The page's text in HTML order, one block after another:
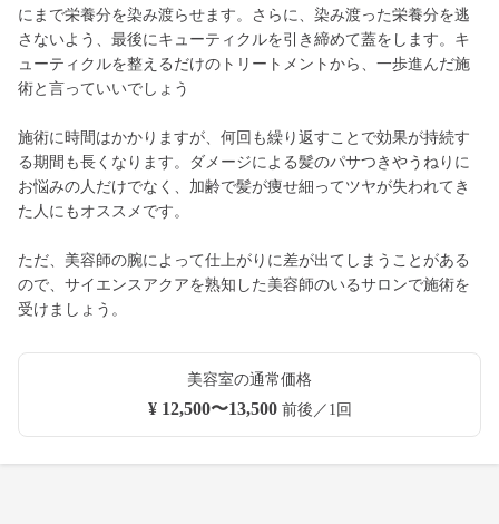
にまで栄養分を染み渡らせます。さらに、染み渡った栄養分を逃
さないよう、最後にキューティクルを引き締めて蓋をします。キ
ューティクルを整えるだけのトリートメントから、一歩進んだ施
術と言っていいでしょう
施術に時間はかかりますが、何回も繰り返すことで効果が持続す
る期間も長くなります。ダメージによる髪のパサつきやうねりに
お悩みの人だけでなく、加齢で髪が痩せ細ってツヤが失われてき
た人にもオススメです。
ただ、美容師の腕によって仕上がりに差が出てしまうことがある
ので、サイエンスアクアを熟知した美容師のいるサロンで施術を
受けましょう。
美容室の通常価格
¥ 12,500〜13,500前後／1回